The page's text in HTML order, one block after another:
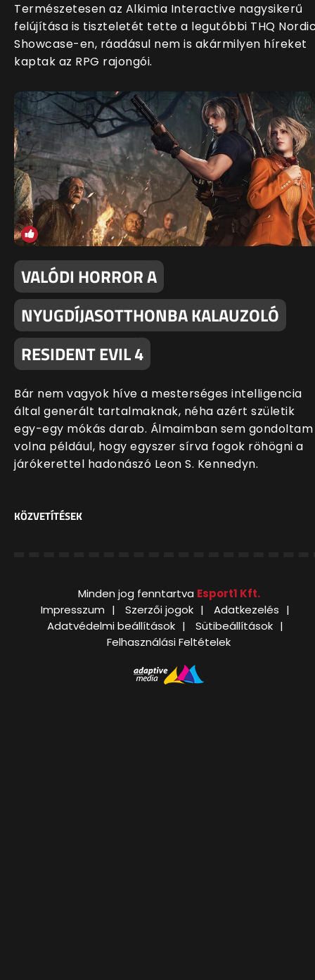
Természetesen az Alkimia Interactive nagysikerű
felújítása is tiszteletét tette a legutóbbi THQ
Showcase-en, ráadásul nem is akármilyen híreket
kaptak az RPG rajongói.
VALÓDI HORROR A
NYUGDÍJASOTTHONBA KALAUZOLÓ
RESIDENT EVIL 4
Bár nem vagyok híve a mesterséges intelligencia
által generált tartalmaknak, néha azért születik
egy-egy mókás darab. Álmaimban sem gondoltam
volna például, hogy egyszer sírva fogok röhögni a
járókerettel hadonászó Leon S. Kennedyn.
KÖZVETÍTÉSEK
Minden jog fenntartva Esport1 Kft.
Impresszum
Szerzői jogok
Adatkezelés
Adatvédelmi beállítások
Sütibeállítások
Felhasználási Feltételek